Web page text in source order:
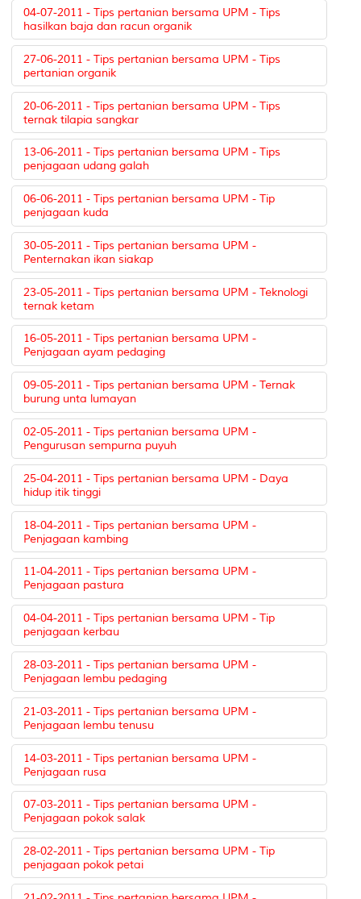
04-07-2011 - Tips pertanian bersama UPM - Tips
hasilkan baja dan racun organik
27-06-2011 - Tips pertanian bersama UPM - Tips
pertanian organik
20-06-2011 - Tips pertanian bersama UPM - Tips
ternak tilapia sangkar
13-06-2011 - Tips pertanian bersama UPM - Tips
penjagaan udang galah
06-06-2011 - Tips pertanian bersama UPM - Tip
penjagaan kuda
30-05-2011 - Tips pertanian bersama UPM -
Penternakan ikan siakap
23-05-2011 - Tips pertanian bersama UPM - Teknologi
ternak ketam
16-05-2011 - Tips pertanian bersama UPM -
Penjagaan ayam pedaging
09-05-2011 - Tips pertanian bersama UPM - Ternak
burung unta lumayan
02-05-2011 - Tips pertanian bersama UPM -
Pengurusan sempurna puyuh
25-04-2011 - Tips pertanian bersama UPM - Daya
hidup itik tinggi
18-04-2011 - Tips pertanian bersama UPM -
Penjagaan kambing
11-04-2011 - Tips pertanian bersama UPM -
Penjagaan pastura
04-04-2011 - Tips pertanian bersama UPM - Tip
penjagaan kerbau
28-03-2011 - Tips pertanian bersama UPM -
Penjagaan lembu pedaging
21-03-2011 - Tips pertanian bersama UPM -
Penjagaan lembu tenusu
14-03-2011 - Tips pertanian bersama UPM -
Penjagaan rusa
07-03-2011 - Tips pertanian bersama UPM -
Penjagaan pokok salak
28-02-2011 - Tips pertanian bersama UPM - Tip
penjagaan pokok petai